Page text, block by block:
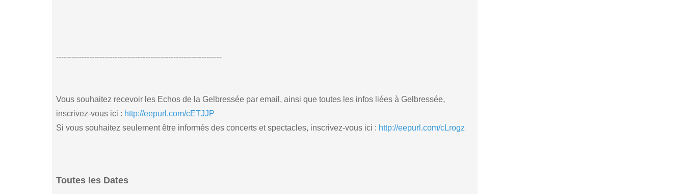
-----------------------------------------------------------------
Vous souhaitez recevoir les Echos de la Gelbressée par email, ainsi que toutes les infos liées à Gelbressée,
inscrivez-vous ici : http://eepurl.com/cETJJP
Si vous souhaitez seulement être informés des concerts et spectacles, inscrivez-vous ici : http://eepurl.com/cLrogz
Toutes les Dates